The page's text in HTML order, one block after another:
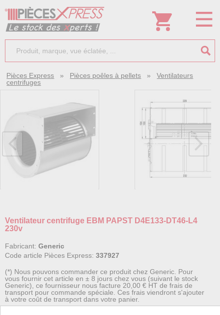
Pièces Express » Pièces poêles à pellets »Ventilateurs
centrifuges
Ventilateur centrifuge EBM PAPST D4E133-DT46-L4
230v
Fabricant: Generic
Code article Pièces Express: 337927
(*) Nous pouvons commander ce produit chez Generic. Pour
vous fournir cet article en ± 8 jours chez vous (suivant le stock
Generic), ce fournisseur nous facture 20,00 € HT de frais de
transport pour commande spéciale. Ces frais viendront s'ajouter
à votre coût de transport dans votre panier.